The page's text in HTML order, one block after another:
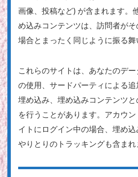
画像、投稿など) が含まれます。
め込みコンテンツは、訪問者が
場合とまったく同じように振る舞
これらのサイトは、あなたのデ
の使用、サードパーティによる
埋め込み、埋め込みコンテンツ
を行うことがあります。アカウ
イトにログイン中の場合、埋め
やりとりのトラッキングも含まれ